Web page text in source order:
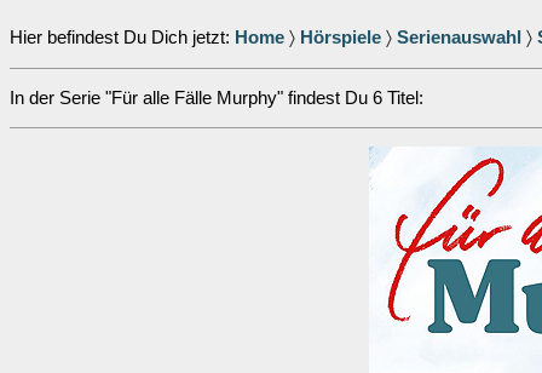
Hier befindest Du Dich jetzt: Home 〉 Hörspiele 〉 Serienauswahl 〉
In der Serie "Für alle Fälle Murphy" findest Du 6 Titel: